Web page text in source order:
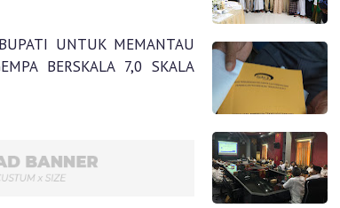
UNTUK MEMANTAU
BERSKALA 7,0 SKALA